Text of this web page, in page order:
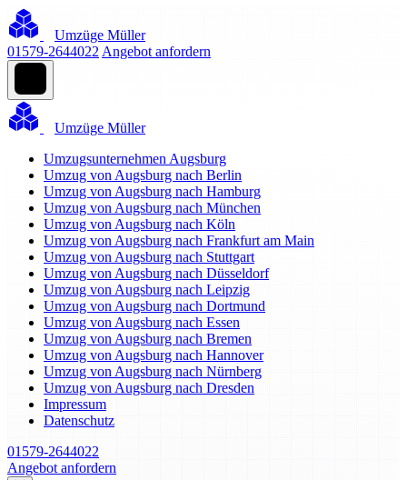
Umzüge Müller
01579-2644022 Angebot anfordern
Umzüge Müller
Umzugsunternehmen Augsburg
Umzug von Augsburg nach Berlin
Umzug von Augsburg nach Hamburg
Umzug von Augsburg nach München
Umzug von Augsburg nach Köln
Umzug von Augsburg nach Frankfurt am Main
Umzug von Augsburg nach Stuttgart
Umzug von Augsburg nach Düsseldorf
Umzug von Augsburg nach Leipzig
Umzug von Augsburg nach Dortmund
Umzug von Augsburg nach Essen
Umzug von Augsburg nach Bremen
Umzug von Augsburg nach Hannover
Umzug von Augsburg nach Nürnberg
Umzug von Augsburg nach Dresden
Impressum
Datenschutz
01579-2644022
Angebot anfordern